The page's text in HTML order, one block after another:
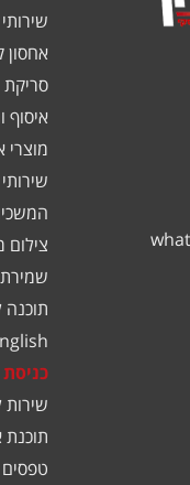
אחסון
איסוף
מוצרי
צילום
שמירת
תוכנה
שירות